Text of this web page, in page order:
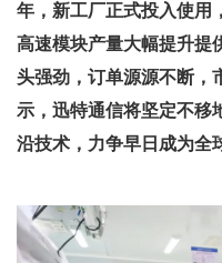
年，新工厂正式投入使用
高速模块产量大幅提升提
头强劲，订单源源不断，
示，迅特通信将坚定不移
沿技术，力争早日成为全